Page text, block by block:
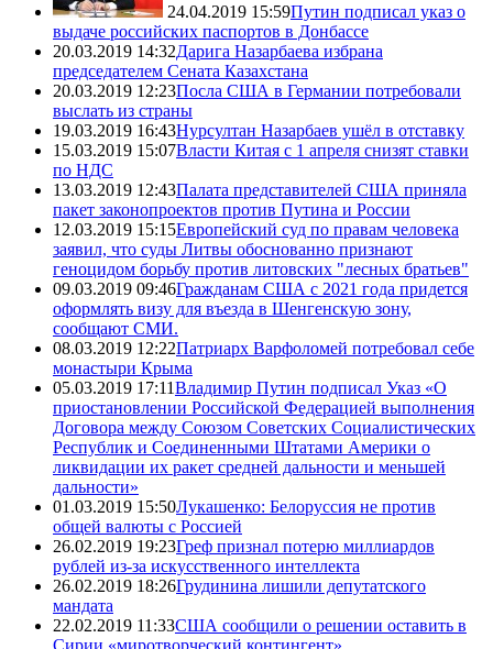
24.04.2019 15:59Путин подписал указ о
выдаче российских паспортов в Донбассе
20.03.2019 14:32Дарига Назарбаева избрана
председателем Сената Казахстана
20.03.2019 12:23Посла США в Германии потребовали
выслать из страны
19.03.2019 16:43Нурсултан Назарбаев ушёл в отставку
15.03.2019 15:07Власти Китая с 1 апреля снизят ставки
по НДС
13.03.2019 12:43Палата представителей США приняла
пакет законопроектов против Путина и России
12.03.2019 15:15Европейский суд по правам человека
заявил, что суды Литвы обоснованно признают
геноцидом борьбу против литовских "лесных братьев"
09.03.2019 09:46Гражданам США с 2021 года придется
оформлять визу для въезда в Шенгенскую зону,
сообщают СМИ.
08.03.2019 12:22Патриарх Варфоломей потребовал себе
монастыри Крыма
05.03.2019 17:11Владимир Путин подписал Указ «О
приостановлении Российской Федерацией выполнения
Договора между Союзом Советских Социалистических
Республик и Соединенными Штатами Америки о
ликвидации их ракет средней дальности и меньшей
дальности»
01.03.2019 15:50Лукашенко: Белоруссия не против
общей валюты с Россией
26.02.2019 19:23Греф признал потерю миллиардов
рублей из-за искусственного интеллекта
26.02.2019 18:26Грудинина лишили депутатского
мандата
22.02.2019 11:33США сообщили о решении оставить в
Сирии «миротворческий контингент»